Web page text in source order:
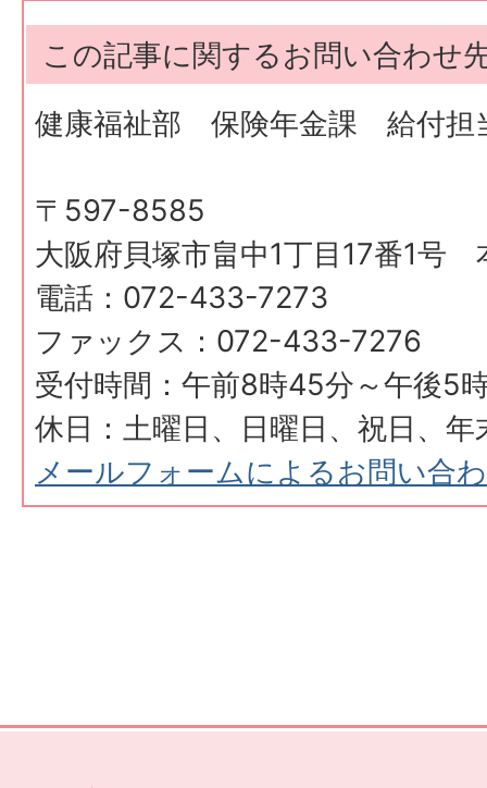
この記事に関するお問い合わせ
健康福祉部 保険年金課 給付担
〒597-8585
大阪府貝塚市畠中1丁目17番1号
電話：072-433-7273
ファックス：072-433-7276
受付時間：午前8時45分～午後5
休日：土曜日、日曜日、祝日、年
メールフォームによるお問い合